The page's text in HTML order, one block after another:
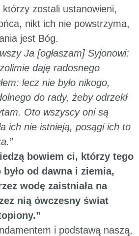
zostali ustanowieni,
nikt ich nie powstrzyma,
jest Bóg.
Ja [ogłaszam] Syjonowi:
daję radosnego
lecz nie było nikogo,
do rady, żeby odrzekł
Oto wszyscy oni są
ich nie istnieją, posągi ich to
bowiem ci, którzy tego
od dawna i ziemia,
wodę zaistniała na
nią ówczesny świat
i podstawą naszą,